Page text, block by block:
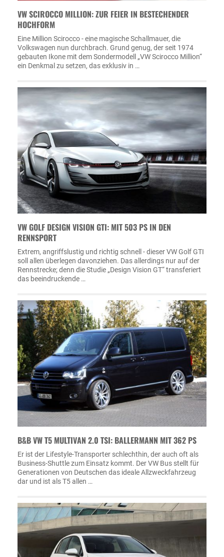
VW SCIROCCO MILLION: ZUR FEIER IN BESTECHENDER
HOCHFORM
Eine Million Scirocco - eine magische Schallmauer, die
Volkswagen nun durchbrach. Grund genug, der seit 1974
gebauten Ikone mit dem Sondermodell „VW Scirocco Million“
ein Denkmal zu setzen, das exklusiv in …
VW GOLF DESIGN VISION GTI: MIT 503 PS IN DEN
RENNSPORT
Extrem, angriffslustig und richtig schnell - dieser VW Golf GTI
soll allen überlegen davonziehen. Das allerdings nur auf der
Rennstrecke; denn die Studie „Design Vision GT“ transferiert
das beeindruckende …
B&B VW T5 MULTIVAN 2.0 TSI: BALLERMANN MIT 362 PS
Er ist der Lifestyle-Transporter schlechthin, der auch oft als
Business-Shuttle zum Einsatz kommt. Der VW Bus stellt für
Generationen von Deutschen das ideale Allzweckfahrzeug
dar und ist als T5 allen …